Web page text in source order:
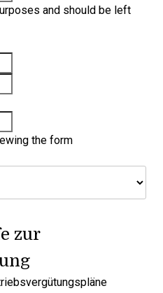
and should be left
the form
zur